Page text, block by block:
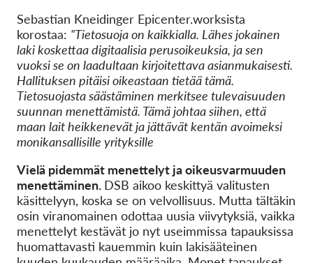
Sebastian Kneidinger Epicenter.worksista
korostaa: "Tietosuoja on kaikkialla. Lähes jokainen
laki koskettaa digitaalisia perusoikeuksia, ja sen
vuoksi se on laadultaan kirjoitettava asianmukaisesti.
Hallituksen pitäisi oikeastaan tietää tämä.
Tietosuojasta säästäminen merkitsee tulevaisuuden
suunnan menettämistä. Tämä johtaa siihen, että
maan lait heikkenevät ja jättävät kentän avoimeksi
monikansallisille yrityksille
Vielä pidemmät menettelyt ja oikeusvarmuuden
menettäminen. DSB aikoo keskittyä valitusten
käsittelyyn, koska se on velvollisuus. Mutta tältäkin
osin viranomainen odottaa uusia viivytyksiä, vaikka
menettelyt kestävät jo nyt useimmissa tapauksissa
huomattavasti kauemmin kuin lakisääteinen